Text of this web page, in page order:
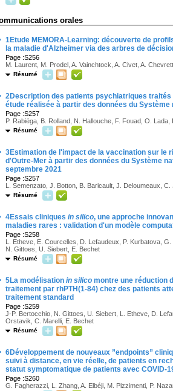
orales
1Etude MEMORA-Learning: découverte de
la maladie d'Alzheimer via des arbres de
Page :S256
M. Laurent, M. Prodel, A. Vainchtock, A. Civet, A.
Résumé
2Description des patients psychiatriques
étude réalisée à partir des données du
Page :S257
P. Rabiéga, B. Rolland, N. Hallouche, F. Fouad, O. Lada,
Résumé
3Estimation de l'impact de la vaccination sur le
d'Outre-Mer à partir des données du Système
septembre 2021
Page :S257
L. Semenzato, J. Botton, B. Baricault, J. Deloumeaux,
Résumé
4Essais cliniques in silico, une approche
maladies rares : validation d'un modèle
Page :S258
L. Etheve, E. Courcelles, D. Lefaudeux, P. Kurbatova,
N. Gittoes, U. Siebert, E. Bechet
Résumé
5La modélisation in silico montre une réduction
traitement par rhPTH(1-84) chez des patients
traitement standard
Page :S259
J-P. Bertocchio, N. Gittoes, U. Siebert, L. Etheve, D.
Orstavik, C. Marelli, E. Bechet
Résumé
6Développement de nouveaux ”endpoints”
suivi à distance, en vie réelle, de patients en
statut symptomatique de patients avec COVID-
Page :S260
G. Fagherazzi, L. Zhang, A. Elbéji, M. Pizzimenti, P.